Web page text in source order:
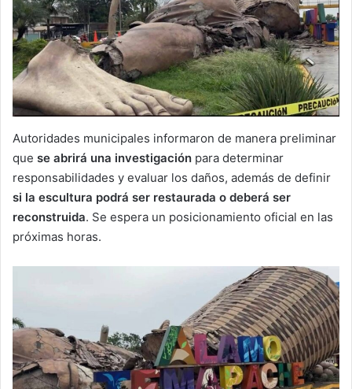
Autoridades municipales informaron de manera preliminar
que se abrirá una investigación para determinar
responsabilidades y evaluar los daños, además de definir
si la escultura podrá ser restaurada o deberá ser
reconstruida. Se espera un posicionamiento oficial en las
próximas horas.